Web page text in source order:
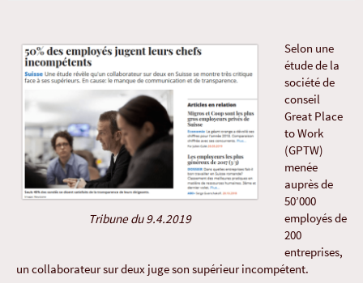
Tribune du 9.4.2019
Selon une
étude de la
société de
conseil
Great Place
to Work
(GPTW)
menée
auprès de
50’000
employés de
200
entreprises,
un collaborateur sur deux juge son supérieur incompétent.